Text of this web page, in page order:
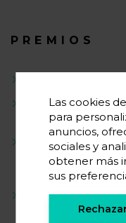
PREMIOS
Premio Research
(2022)
Premio
Grupo’ de la Real
Premio al Talento
Sociedad
Las cookies
para
anuncios,
sociales y
obtener más
sus